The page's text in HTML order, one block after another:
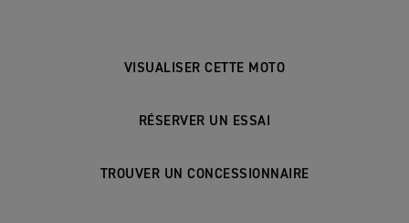
VISUALISER CETTE MOTO
RÉSERVER UN ESSAI
TROUVER UN CONCESSIONNAIRE